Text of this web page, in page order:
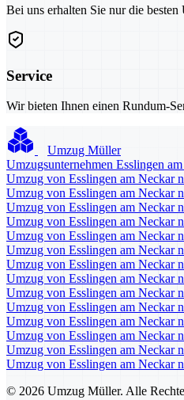
Bei uns erhalten Sie nur die besten
Service
Wir bieten Ihnen einen Rundum-
Umzug Müller
Umzugsunternehmen Esslingen
Umzug von Esslingen am Neckar
Umzug von Esslingen am Neckar
Umzug von Esslingen am Neckar
Umzug von Esslingen am Neckar
Umzug von Esslingen am Neckar
Umzug von Esslingen am Neckar
Umzug von Esslingen am Neckar
Umzug von Esslingen am Neckar
Umzug von Esslingen am Neckar
Umzug von Esslingen am Neckar
Umzug von Esslingen am Neckar
Umzug von Esslingen am Neckar
Umzug von Esslingen am Neckar
Umzug von Esslingen am Neckar
© 2026 Umzug Müller. Alle